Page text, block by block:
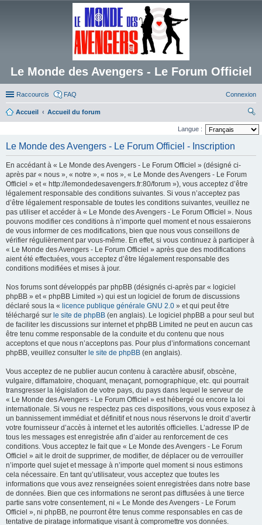
Le Monde des Avengers - Le Forum Officiel
Raccourcis FAQ Connexion
Accueil
Accueil du forum
ec
ch
Langue :
Le Monde des Avengers - Le Forum Officiel - Inscription
En accédant à « Le Monde des Avengers - Le Forum Officiel » (désigné ci-
après par « nous », « notre », « nos », « Le Monde des Avengers - Le Forum
Officiel » et « http://lemondedesavengers.fr:80/forum »), vous acceptez d’être
légalement responsable des conditions suivantes. Si vous n’acceptez pas
d’être légalement responsable de toutes les conditions suivantes, veuillez ne
pas utiliser et accéder à « Le Monde des Avengers - Le Forum Officiel ». Nous
pouvons modifier ces conditions à n’importe quel moment et nous essaierons
de vous informer de ces modifications, bien que nous vous conseillons de
vérifier régulièrement par vous-même. En effet, si vous continuez à participer à
« Le Monde des Avengers - Le Forum Officiel » après que des modifications
aient été effectuées, vous acceptez d’être légalement responsable des
conditions modifiées et mises à jour.
Nos forums sont développés par phpBB (désignés ci-après par « logiciel
phpBB » et « phpBB Limited ») qui est un logiciel de forum de discussions
déclaré sous la « licence publique générale GNU 2.0 » et qui peut être
téléchargé sur le site de phpBB (en anglais). Le logiciel phpBB a pour seul but
de faciliter les discussions sur internet et phpBB Limited ne peut en aucun cas
être tenu comme responsable de la conduite et du contenu que nous
acceptons et que nous n’acceptons pas. Pour plus d’informations concernant
phpBB, veuillez consulter le site de phpBB (en anglais).
Vous acceptez de ne publier aucun contenu à caractère abusif, obscène,
vulgaire, diffamatoire, choquant, menaçant, pornographique, etc. qui pourrait
transgresser la législation de votre pays, du pays dans lequel le serveur de
« Le Monde des Avengers - Le Forum Officiel » est hébergé ou encore la loi
internationale. Si vous ne respectez pas ces dispositions, vous vous exposez à
un bannissement immédiat et définitif et nous nous réservons le droit d’avertir
votre fournisseur d’accès à internet et les autorités officielles. L’adresse IP de
tous les messages est enregistrée afin d’aider au renforcement de ces
conditions. Vous acceptez le fait que « Le Monde des Avengers - Le Forum
Officiel » ait le droit de supprimer, de modifier, de déplacer ou de verrouiller
n’importe quel sujet et message à n’importe quel moment si nous estimons
cela nécessaire. En tant qu’utilisateur, vous acceptez que toutes les
informations que vous avez renseignées soient enregistrées dans notre base
de données. Bien que ces informations ne seront pas diffusées à une tierce
partie sans votre consentement, ni « Le Monde des Avengers - Le Forum
Officiel », ni phpBB, ne pourront être tenus comme responsables en cas de
tentative de piratage informatique visant à compromettre vos données.